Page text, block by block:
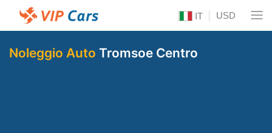
IT USD
Noleggio Auto Tromsoe Centro